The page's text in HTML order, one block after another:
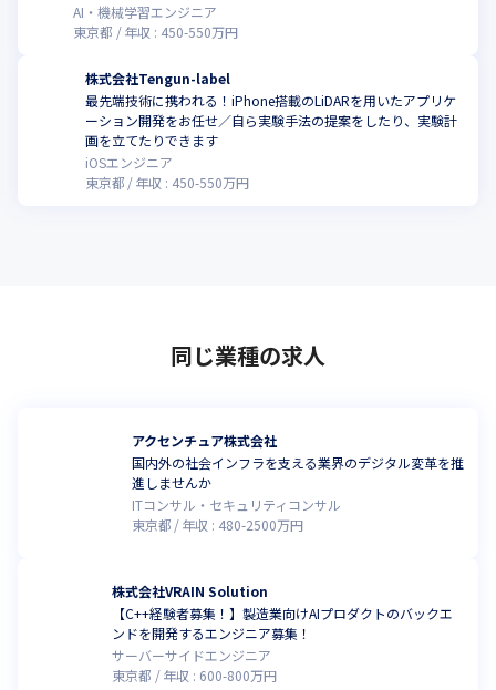
AI・機械学習エンジニア
東京都
年収 : 450-550万円
株式会社Tengun-label
最先端技術に携われる！iPhone搭載のLiDARを用いたアプリケ
ーション開発をお任せ／自ら実験手法の提案をしたり、実験計
画を立てたりできます
iOSエンジニア
東京都
年収 : 450-550万円
同じ業種の求人
アクセンチュア株式会社
国内外の社会インフラを支える業界のデジタル変革を推
進しませんか
ITコンサル・セキュリティコンサル
東京都
年収 : 480-2500万円
株式会社VRAIN Solution
【C++経験者募集！】製造業向けAIプロダクトのバックエ
ンドを開発するエンジニア募集！
サーバーサイドエンジニア
東京都
年収 : 600-800万円